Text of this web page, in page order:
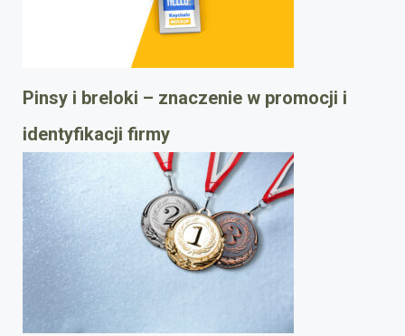
Pinsy i breloki – znaczenie w promocji i
identyfikacji firmy